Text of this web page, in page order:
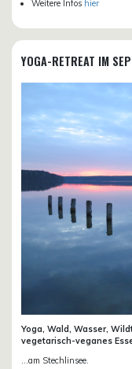
Weitere Infos hier
YOGA-RETREAT IM
Yoga, Wald, Wasser,
vegetarisch-veganes
...am Stechlinsee.